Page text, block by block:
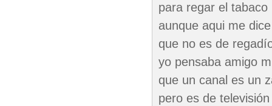
para regar el tabaco
aunque aqui me
que no es de
yo pensaba amigo
que un canal es un
pero es de televisión